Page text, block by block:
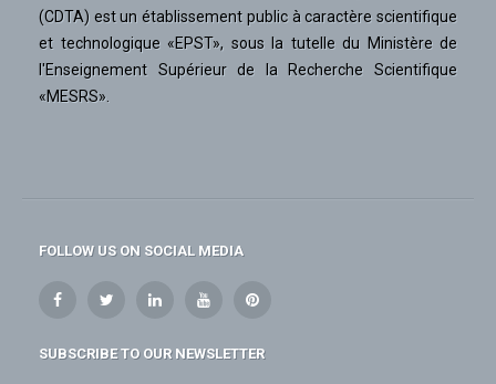
(CDTA) est un établissement public à caractère scientifique
et technologique «EPST», sous la tutelle du Ministère de
l'Enseignement Supérieur de la Recherche Scientifique
«MESRS».
FOLLOW US ON SOCIAL MEDIA
SUBSCRIBE TO OUR NEWSLETTER